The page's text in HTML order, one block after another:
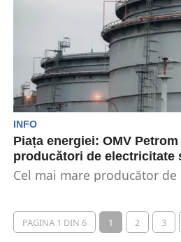
INFO
Piața energiei: OMV
producători de electricitate
Cel mai mare producător
PAGINA 1 DIN 6 1 2 3